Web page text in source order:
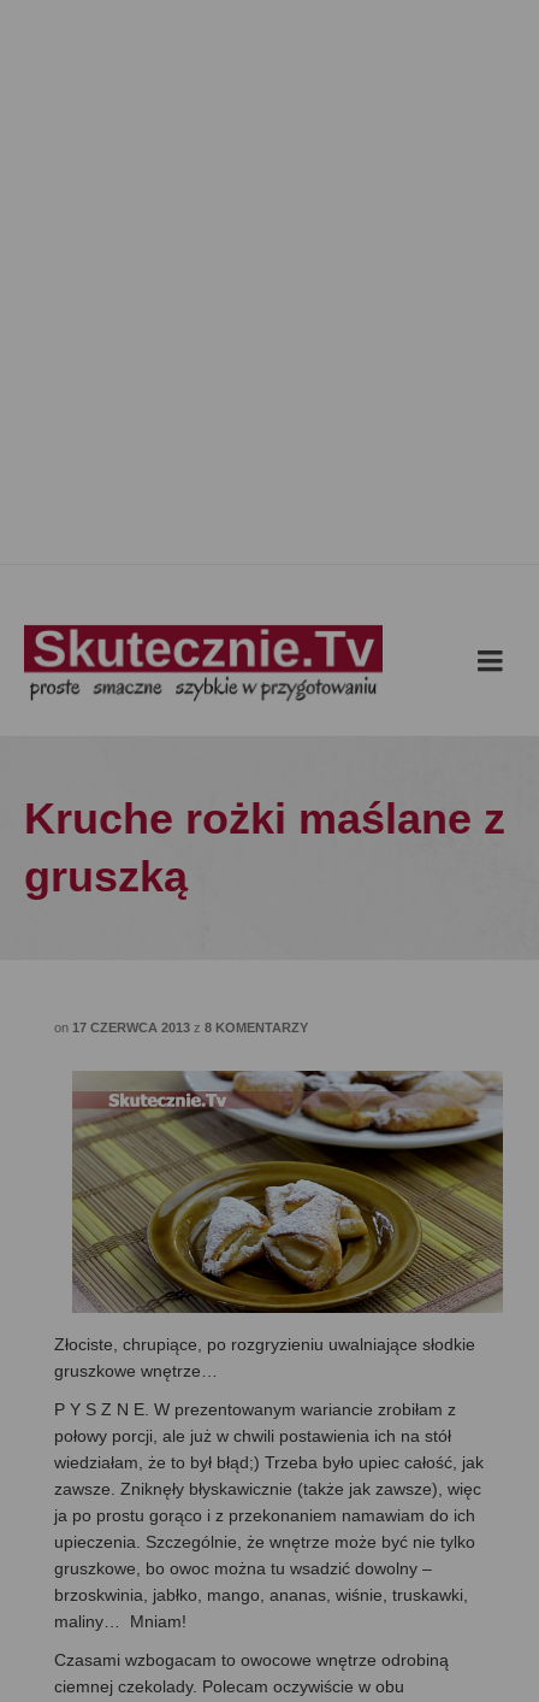
Kruche rożki maślane z
gruszką
on 17 CZERWCA 2013 z 8 KOMENTARZY
Złociste, chrupiące, po rozgryzieniu uwalniające słodkie
gruszkowe wnętrze…
P Y S Z N E. W prezentowanym wariancie zrobiłam z
połowy porcji, ale już w chwili postawienia ich na stół
wiedziałam, że to był błąd;) Trzeba było upiec całość, jak
zawsze. Zniknęły błyskawicznie (także jak zawsze), więc
ja po prostu gorąco i z przekonaniem namawiam do ich
upieczenia. Szczególnie, że wnętrze może być nie tylko
gruszkowe, bo owoc można tu wsadzić dowolny –
brzoskwinia, jabłko, mango, ananas, wiśnie, truskawki,
maliny… Mniam!
Czasami wzbogacam to owocowe wnętrze odrobiną
ciemnej czekolady. Polecam oczywiście w obu